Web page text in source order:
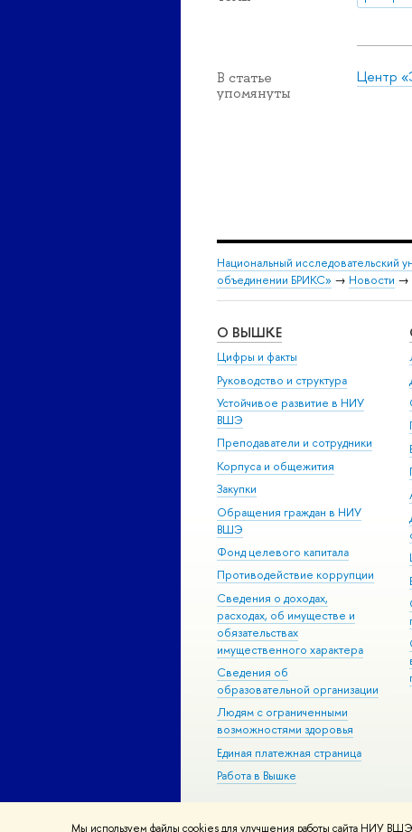
Мы используем файлы cookies для улучшения работы сайта НИУ ВШЭ
В статье
упомянуты
Центр
Национальный исследовательский
объединении БРИКС» → Новости →
О ВЫШКЕ
Цифры и факты
Руководство и структура
Устойчивое развитие в НИУ
ВШЭ
Преподаватели и сотрудники
Корпуса и общежития
Закупки
Обращения граждан в НИУ
ВШЭ
Фонд целевого капитала
Противодействие коррупции
Сведения о доходах,
расходах, об имуществе и
обязательствах
имущественного характера
Сведения об
образовательной организации
Людям с ограниченными
возможностями здоровья
Единая платежная страница
Работа в Вышке